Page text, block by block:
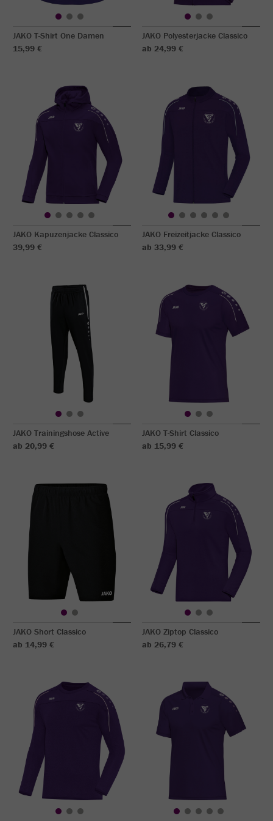
JAKO T-Shirt One Damen
15,99 €
JAKO Polyesterjacke Classico
ab 24,99 €
JAKO Kapuzenjacke Classico
39,99 €
JAKO Freizeitjacke Classico
ab 33,99 €
JAKO Trainingshose Active
ab 20,99 €
JAKO T-Shirt Classico
ab 15,99 €
JAKO Short Classico
ab 14,99 €
JAKO Ziptop Classico
ab 26,79 €